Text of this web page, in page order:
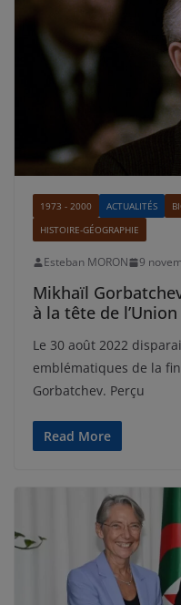
1973 - 2000 ACTUALITÉS
HISTOIRE-GÉOGRAPHIE
Esteban MORON 9
Mikhaïl
à la tête de
Le 30 août 2022
emblématiques de la
Gorbatchev. Perçu
Read More